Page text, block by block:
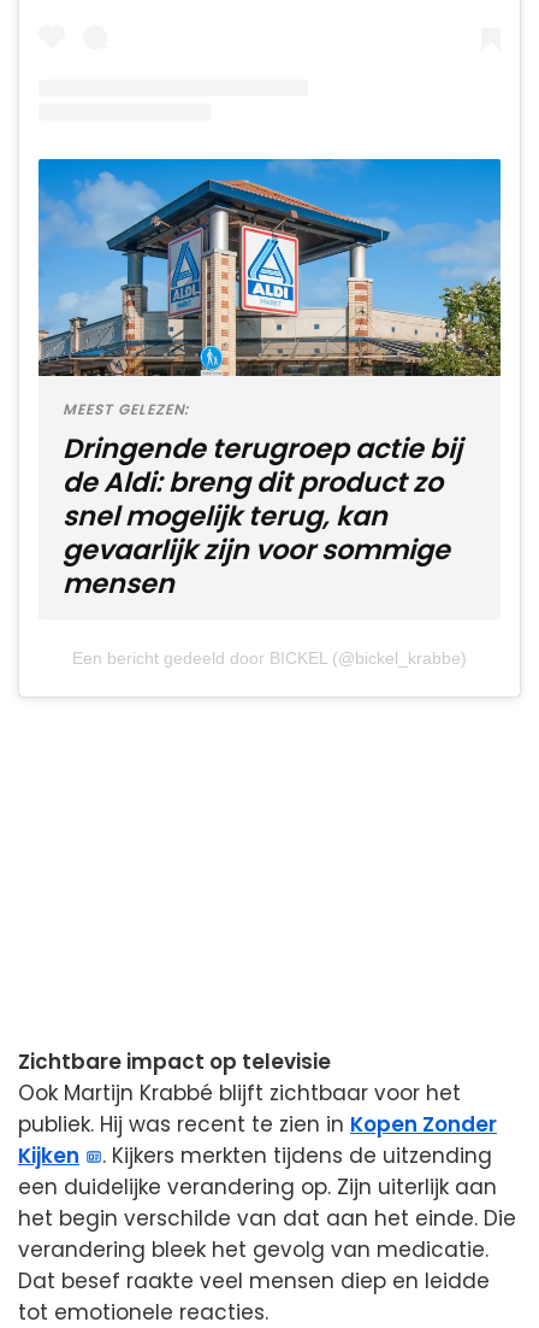
MEEST GELEZEN:
Dringende terugroep actie bij
de Aldi: breng dit product zo
snel mogelijk terug, kan
gevaarlijk zijn voor sommige
mensen
Een bericht gedeeld door BICKEL (@bickel_krabbe)
Zichtbare impact op televisie
Ook Martijn Krabbé blijft zichtbaar voor het
publiek. Hij was recent te zien in Kopen Zonder
Kijken
. Kijkers merkten tijdens de uitzending
een duidelijke verandering op. Zijn uiterlijk aan
het begin verschilde van dat aan het einde. Die
verandering bleek het gevolg van medicatie.
Dat besef raakte veel mensen diep en leidde
tot emotionele reacties.